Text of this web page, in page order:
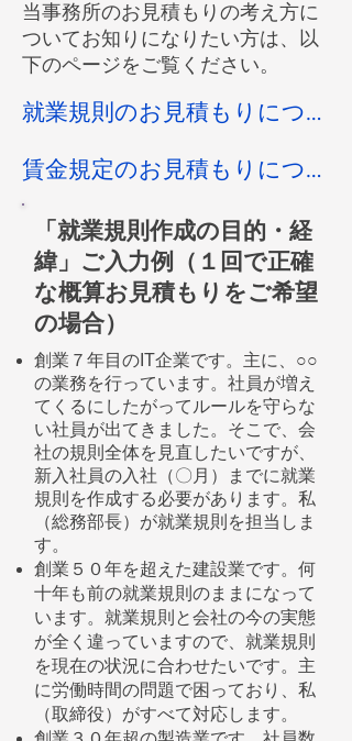
当事務所のお見積もりの考え方に
ついてお知りになりたい方は、以
下のページをご覧ください。
就業規則のお見積もりについての考え方
賃金規定のお見積もりについての考え方
「​就業規則作成の目的・経
緯」ご入力例（１回で正確
な概算お見積もりをご希望
の場合）
創業７年目のIT企業です。主に、○○
の業務を行っています。社員が増え
てくるにしたがってルールを守らな
い社員が出てきました。そこで、会
社の規則全体を見直したいですが、
新入社員の入社（〇月）までに就業
規則を作成する必要があります。私
（総務部長）が就業規則を担当しま
す。
創業５０年を超えた建設業です。何
十年も前の就業規則のままになって
います。就業規則と会社の今の実態
が全く違っていますので、就業規則
を現在の状況に合わせたいです。主
に労働時間の問題で困っており、私
（取締役）がすべて対応します。